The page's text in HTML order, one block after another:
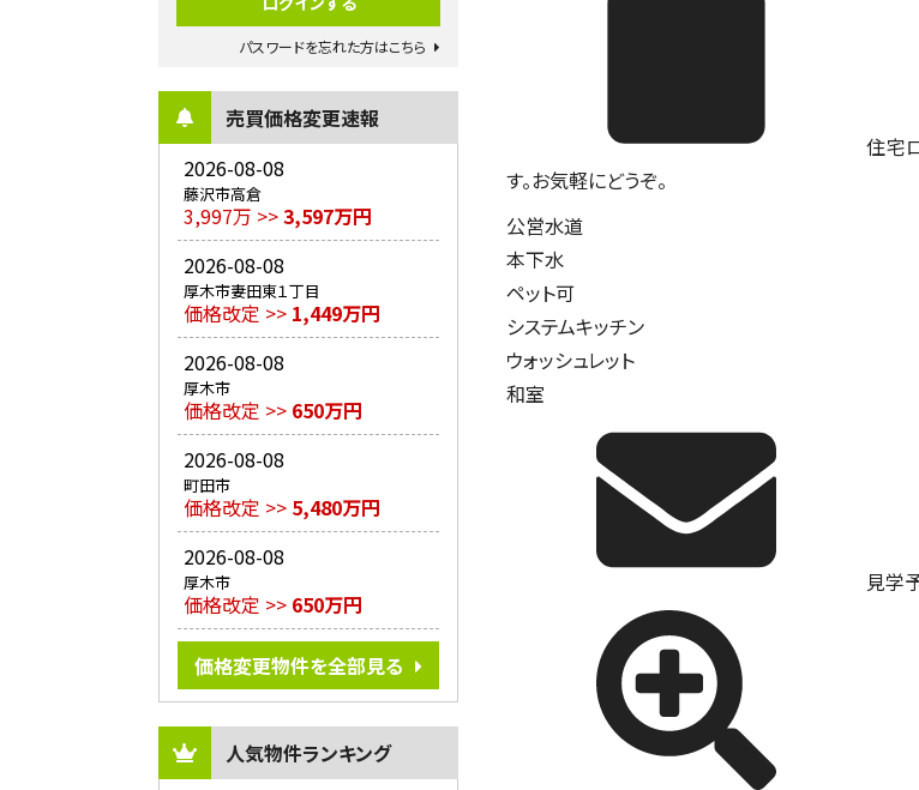
パスワードを忘れた方はこちら
売買価格変更速報
2026-08-08
藤沢市高倉
3,997万 >>3,597万円
2026-08-08
厚木市妻田東１丁目
価格改定 >> 1,449万円
2026-08-08
厚木市
価格改定 >> 650万円
2026-08-08
町田市
価格改定 >> 5,480万円
2026-08-08
厚木市
価格改定 >> 650万円
価格変更物件を全部見る
人気物件ランキング
住宅
す。お気軽にどうぞ。
公営水道
本下水
ペット可
システムキッチン
ウォッシュレット
和室
見学